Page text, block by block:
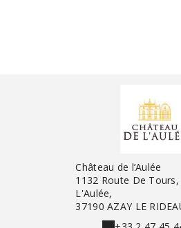
Château de l’Aulée
1132 Route De Tours,
L'Aulée,
37190 AZAY LE